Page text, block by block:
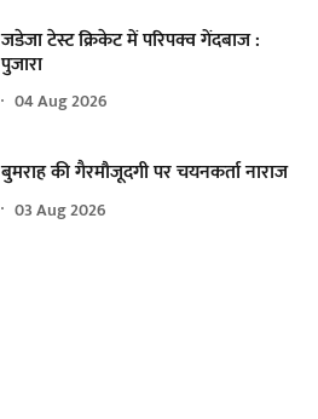
जडेजा टेस्ट क्रिकेट में परिपक्व गेंदबाज :
पुजारा
04 Aug 2026
बुमराह की गैरमौजूदगी पर चयनकर्ता नाराज
03 Aug 2026